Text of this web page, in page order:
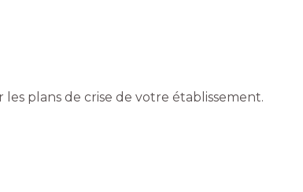
plans de crise de votre établissement.